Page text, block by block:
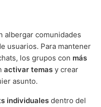
albergar comunidades
usuarios. Para mantener
los grupos con más
activar temas y crear
asunto.
individuales dentro del